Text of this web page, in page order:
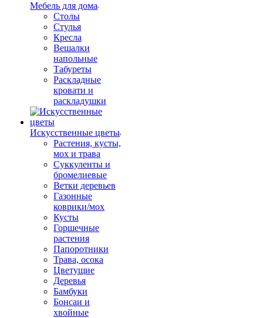
Мебель для дома
Столы
Стулья
Кресла
Вешалки
напольные
Табуреты
Раскладные
кровати и
раскладушки
Искусственные цветы
Растения, кусты,
мох и трава
Суккуленты и
бромелиевые
Ветки деревьев
Газонные
коврики/мох
Кусты
Горшечные
растения
Папоротники
Трава, осока
Цветущие
Деревья
Бамбуки
Бонсаи и
хвойные